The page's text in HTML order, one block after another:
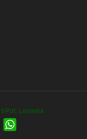
SPUC Lasterka
Email